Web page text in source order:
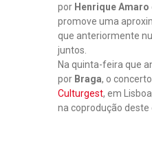
por Henrique Amaro
promove uma
que anteriormente
juntos.
Na quinta-feira que
por Braga, o
Culturgest, em
na coprodução deste